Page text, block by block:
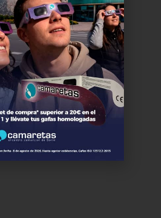
04/02/2022
Felices 16 – Aniversario de
Camaretas
16/11/2021